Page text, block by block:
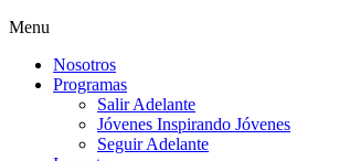
Menu
Nosotros
Programas
Salir Adelante
Jóvenes Inspirando Jóvenes
Seguir Adelante